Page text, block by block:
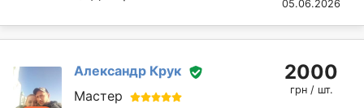
05.06.2026
Александр Крук
Мастер
2000
грн / шт.